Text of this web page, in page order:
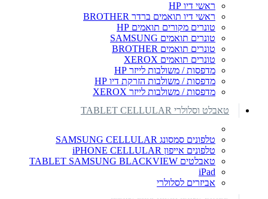
ראשי דיו HP
ראשי דיו תואמים ברדר BROTHER
טונרים מקורים תואמים HP
טונרים תואמים SAMSUNG
טונרים תואמים BROTHER
טונרים תואמים XEROX
מדפסות / משולבות לייזר HP
מדפסות / משולבות הזרקת דיו HP
מדפסות / משולבות לייזר XEROX
טאבלט וסלולרי TABLET CELLULAR
טלפונים סמסונג SAMSUNG CELLULAR
טלפונים אייפון iPHONE CELLULAR
טאבלטים TABLET SAMSUNG BLACKVIEW
iPad
אביזרים לסלולרי